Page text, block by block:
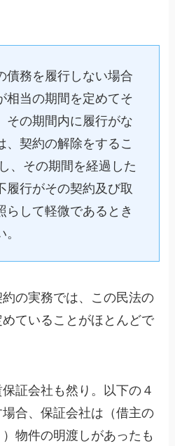
債務を履行しない場合
相当の期間を定めてそ
その期間内に履行がな
、契約の解除をするこ
、その期間を経過した
履行がその契約及び取
らして軽微であるとき
の実務では、この民法の
ていることがほとんどで
証会社も然り。以下の４
合、保証会社は（借主の
物件の明渡しがあったも